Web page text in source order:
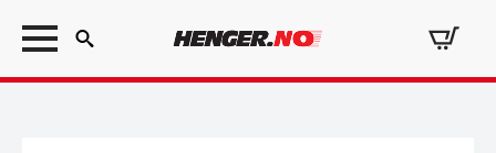
Search